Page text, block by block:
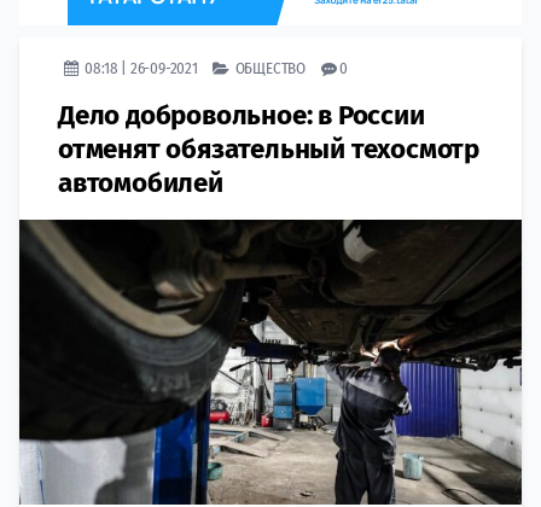
08:18 | 26-09-2021 ОБЩЕСТВО 0
Дело добровольное: в России
отменят обязательный техосмотр
автомобилей